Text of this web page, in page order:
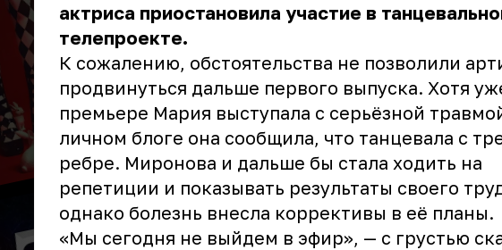
актриса приостановила участие в
телепроекте.
К сожалению, обстоятельства не позволили
продвинуться дальше первого выпуска. Хотя
премьере Мария выступала с серьёзной
личном блоге она сообщила, что танцевала с
ребре. Миронова и дальше бы стала ходить на
репетиции и показывать результаты своего
однако болезнь внесла коррективы в её планы.
«Мы сегодня не выйдем в эфир», — с грустью